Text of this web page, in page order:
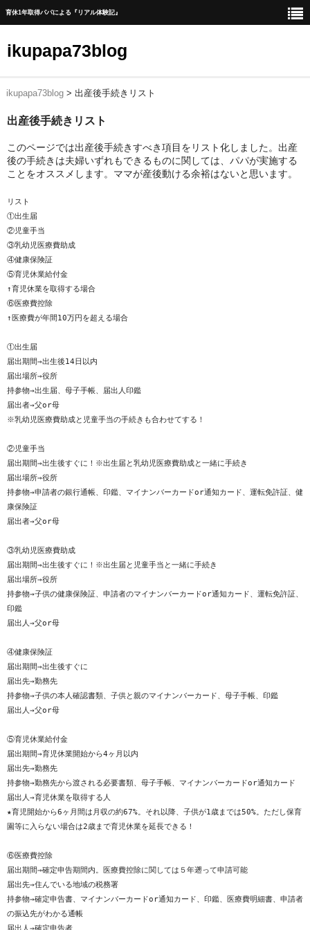
育休1年取得パパによる『リアル体験記』
ikupapa73blog
ホーム
blog
1年間の育児休暇取得までの道のり
育児休暇中に育児以外で実施したこと
育児休暇中に家事時短、育児に貢献した家電一覧
赤ちゃんの1人ねんね方法
出産後手続きリスト
プライバシーポリシー
ikupapa73blog >出産後手続きリスト
出産後手続きリスト
このページでは出産後手続きすべき項目をリスト化しました。出産
後の手続きは夫婦いずれもできるものに関しては、パパが実施する
ことをオススメします。ママが産後動ける余裕はないと思います。
リスト
①出生届
②児童手当
③乳幼児医療費助成
④健康保険証
⑤育児休業給付金
↑育児休業を取得する場合
⑥医療費控除
↑医療費が年間10万円を超える場合
①出生届
届出期間→出生後14日以内
届出場所→役所
持参物→出生届、母子手帳、届出人印鑑
届出者→父or母
※乳幼児医療費助成と児童手当の手続きも合わせてする！
②児童手当
届出期間→出生後すぐに！※出生届と乳幼児医療費助成と一緒に手続き
届出場所→役所
持参物→申請者の銀行通帳、印鑑、マイナンバーカードor通知カード、運転免許証、健
康保険証
届出者→父or母
③乳幼児医療費助成
届出期間→出生後すぐに！※出生届と児童手当と一緒に手続き
届出場所→役所
持参物→子供の健康保険証、申請者のマイナンバーカードor通知カード、運転免許証、
印鑑
届出人→父or母
④健康保険証
届出期間→出生後すぐに
届出先→勤務先
持参物→子供の本人確認書類、子供と親のマイナンバーカード、母子手帳、印鑑
届出人→父or母
⑤育児休業給付金
届出期間→育児休業開始から4ヶ月以内
届出先→勤務先
持参物→勤務先から渡される必要書類、母子手帳、マイナンバーカードor通知カード
届出人→育児休業を取得する人
★育児開始から6ヶ月間は月収の約67%。それ以降、子供が1歳までは50%。ただし保育
園等に入らない場合は2歳まで育児休業を延長できる！
⑥医療費控除
届出期間→確定申告期間内。医療費控除に関しては５年遡って申請可能
届出先→住んでいる地域の税務署
持参物→確定申告書、マイナンバーカードor通知カード、印鑑、医療費明細書、申請者
の振込先がわかる通帳
届出人→確定申告者